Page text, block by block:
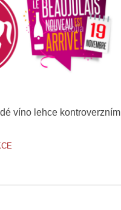
víno lehce kontroverzním